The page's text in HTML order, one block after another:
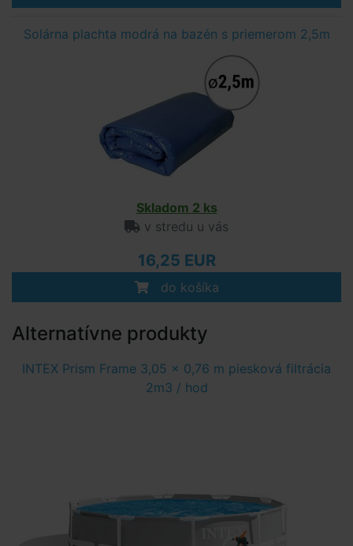
Solárna plachta modrá na bazén s priemerom 2,5m
Skladom 2 ks
v stredu u vás
16,25 EUR
do košíka
Alternatívne produkty
INTEX Prism Frame 3,05 x 0,76 m piesková filtrácia
2m3 / hod